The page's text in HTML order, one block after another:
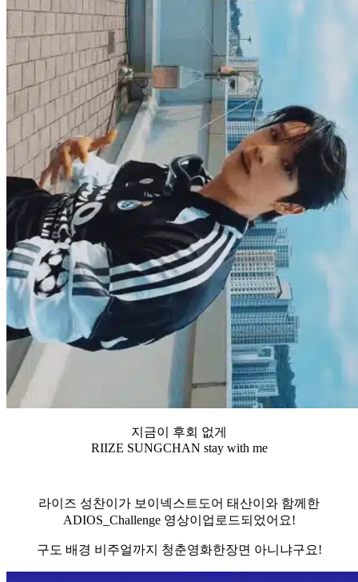
지금이 후회 없게
RIIZE SUNGCHAN stay with me
라이즈 성찬이가 보이넥스트도어 태산이와 함께한
ADIOS_Challenge 영상이업로드되었어요!
구도 배경 비주얼까지 청춘영화한장면 아니냐구요!